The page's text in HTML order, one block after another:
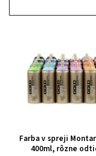
Najdrahšie
Farba v spreji
400ml, rôzne